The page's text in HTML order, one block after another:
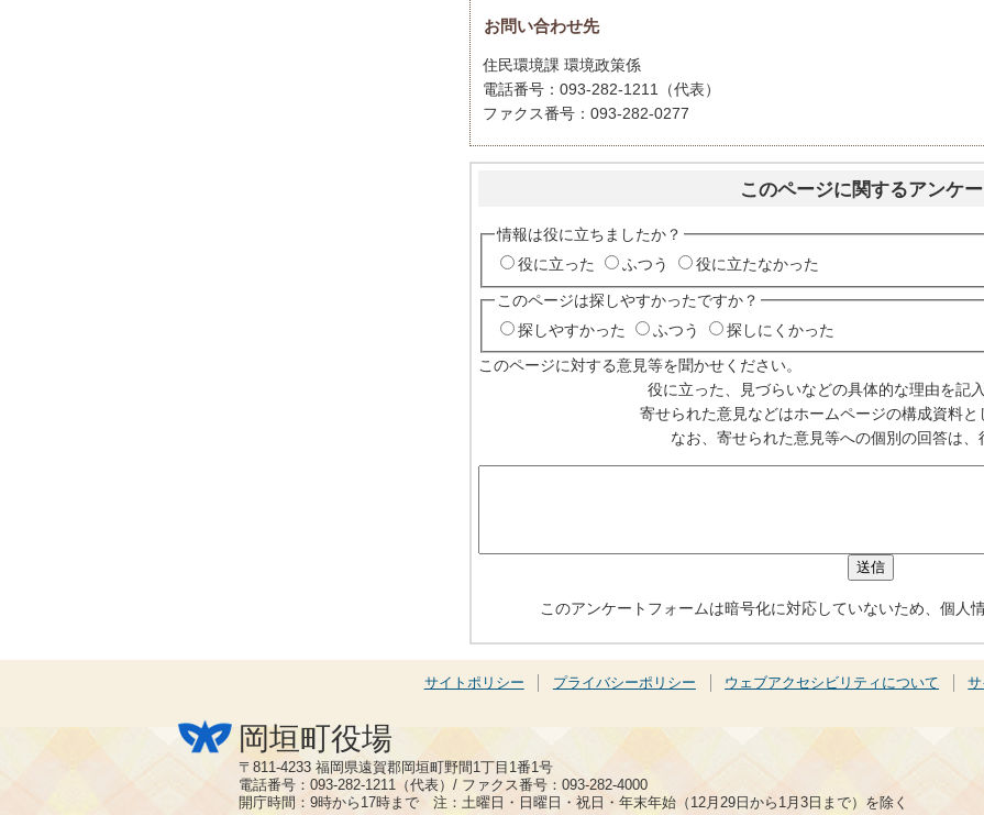
お問い合わせ先
住民環境課 環境政策係
電話番号：093-282-1211（代表）
ファクス番号：093-282-0277
このページに関するアンケー
情報は役に立ちましたか？
役に立った
ふつう 役に立たなかった
このページは探しやすかったですか？
探しやすかった
ふつう 探しにくかった
このページに対する意見等を聞かせください。
役に立った、見づらいなどの具体的な理由を記
寄せられた意見などはホームページの構成資料と
なお、寄せられた意見等への個別の回答は、
このアンケートフォームは暗号化に対応していないため、個人
サイトポリシー プライバシーポリシー ウェブアクセシビリティについて
岡垣町役場
〒811-4233 福岡県遠賀郡岡垣町野間1丁目1番1号
電話番号：093-282-1211（代表）/ ファクス番号：093-282-4000
開庁時間：9時から17時まで 注：土曜日・日曜日・祝日・年末年始（12月29日から1月3日まで）を除く